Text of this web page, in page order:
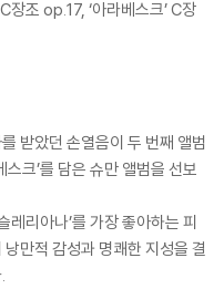
장조 op.17, ‘아라베스크’ C장
받았던 손열음이 두 번째 앨범
스크’를 담은 슈만 앨범을 선보
레리아나’를 가장 좋아하는 피
만적 감성과 명쾌한 지성을 결